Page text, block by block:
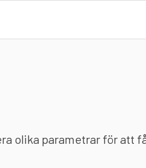
olika parametrar för att